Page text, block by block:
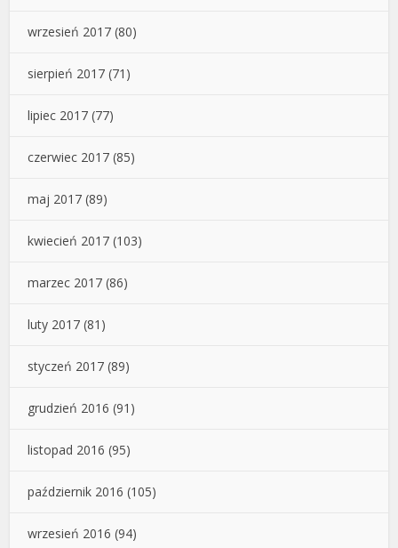
wrzesień 2017 (80)
sierpień 2017 (71)
lipiec 2017 (77)
czerwiec 2017 (85)
maj 2017 (89)
kwiecień 2017 (103)
marzec 2017 (86)
luty 2017 (81)
styczeń 2017 (89)
grudzień 2016 (91)
listopad 2016 (95)
październik 2016 (105)
wrzesień 2016 (94)